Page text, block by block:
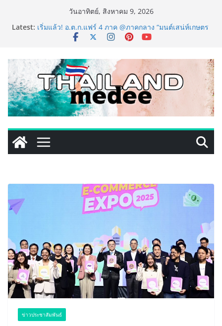
วันอาทิตย์, สิงหาคม 9, 2026
Latest: เริ่มแล้ว! อ.ต.ก.แฟร์ 4 ภาค @ภาคกลาง “มนต์เสน่ห์เกษตร
ไทย สู่ใจกลางมหานคร” ชวนชิม ช้อป สินค้าเกษตร
ททท. ประกาศความสำเร็จ Village to the World Season
5 ผนึก 9 พันธมิตร ขับเคลื่อน ESG Tourism สืบสานพระ
ราชปณิธาน สร้างคุณค่าการท่องเที่ยวไทยอย่างยั่งยืน
เหิงลี่ แมนูแฟคเจอริ่ง เทคโนโลยี (ไทยแลนด์) เปิดโรงงาน
แห่งใหม่ในชลบุรี เดินหน้าขยายฐานการผลิตสู่เอเชียตะวัน
ออกเฉียงใต้ เสริมแกร่งยุทธศาสตร์ระดับโลก
LORDNINE จัดศึกคนดังสายเกม ไทย ปะทะ ฟิลิปปินส์ ใน
“Rise of the Tenth Lord” เปิดสงครามกิลด์ข้ามประเทศ
ฉลองเซิร์ฟเวอร์ใหม่ เฮเลนา
PIPPER STANDARD® เปิดตัวแชมพูอาบน้ำ และ โฟมอาบ
แห้งสัตว์เลี้ยง ชูนวัตกรรมพลังธรรมชาติ “Zero-Residue”
ข่าวประชาสัมพันธ์